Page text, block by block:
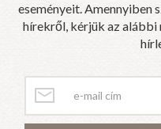
eseményeit. Amennyiben
hírekről, kérjük az